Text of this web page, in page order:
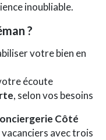
inoubliable.
?
votre bien en
écoute
, selon vos besoins
Côté
avec trois